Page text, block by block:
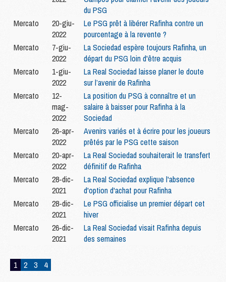
du PSG
Mercato
20-giu-
2022
Le PSG prêt à libérer Rafinha contre un
pourcentage à la revente ?
Mercato
7-giu-
2022
La Sociedad espère toujours Rafinha, un
départ du PSG loin d'être acquis
Mercato
1-giu-
2022
La Real Sociedad laisse planer le doute
sur l’avenir de Rafinha
Mercato
12-
mag-
2022
La position du PSG à connaître et un
salaire à baisser pour Rafinha à la
Sociedad
Mercato
26-apr-
2022
Avenirs variés et à écrire pour les joueurs
prêtés par le PSG cette saison
Mercato
20-apr-
2022
La Real Sociedad souhaiterait le transfert
définitif de Rafinha
Mercato
28-dic-
2021
La Real Sociedad explique l'absence
d'option d'achat pour Rafinha
Mercato
28-dic-
2021
Le PSG officialise un premier départ cet
hiver
Mercato
26-dic-
2021
La Real Sociedad visait Rafinha depuis
des semaines
1 2 3 4